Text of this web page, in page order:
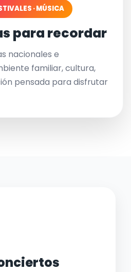
· MÚSICA
para recordar
nacionales e
familiar, cultura,
pensada para disfrutar